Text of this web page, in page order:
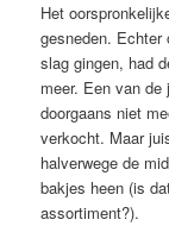
Het
gesneden. Echter
slag gingen, had
meer. Een van
doorgaans niet
verkocht. Maar
halverwege de
bakjes heen (is
assortiment?).